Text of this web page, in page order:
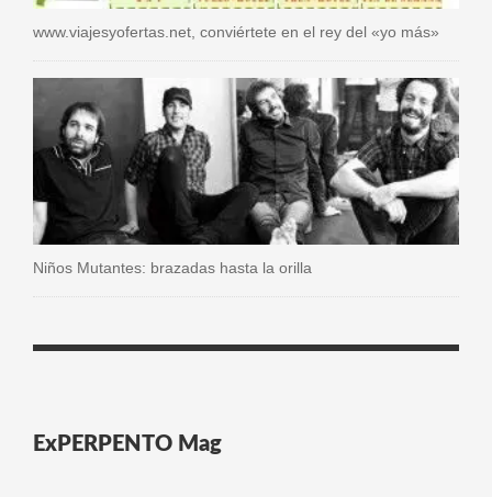
www.viajesyofertas.net, conviértete en el rey del «yo más»
Niños Mutantes: brazadas hasta la orilla
ExPERPENTO Mag